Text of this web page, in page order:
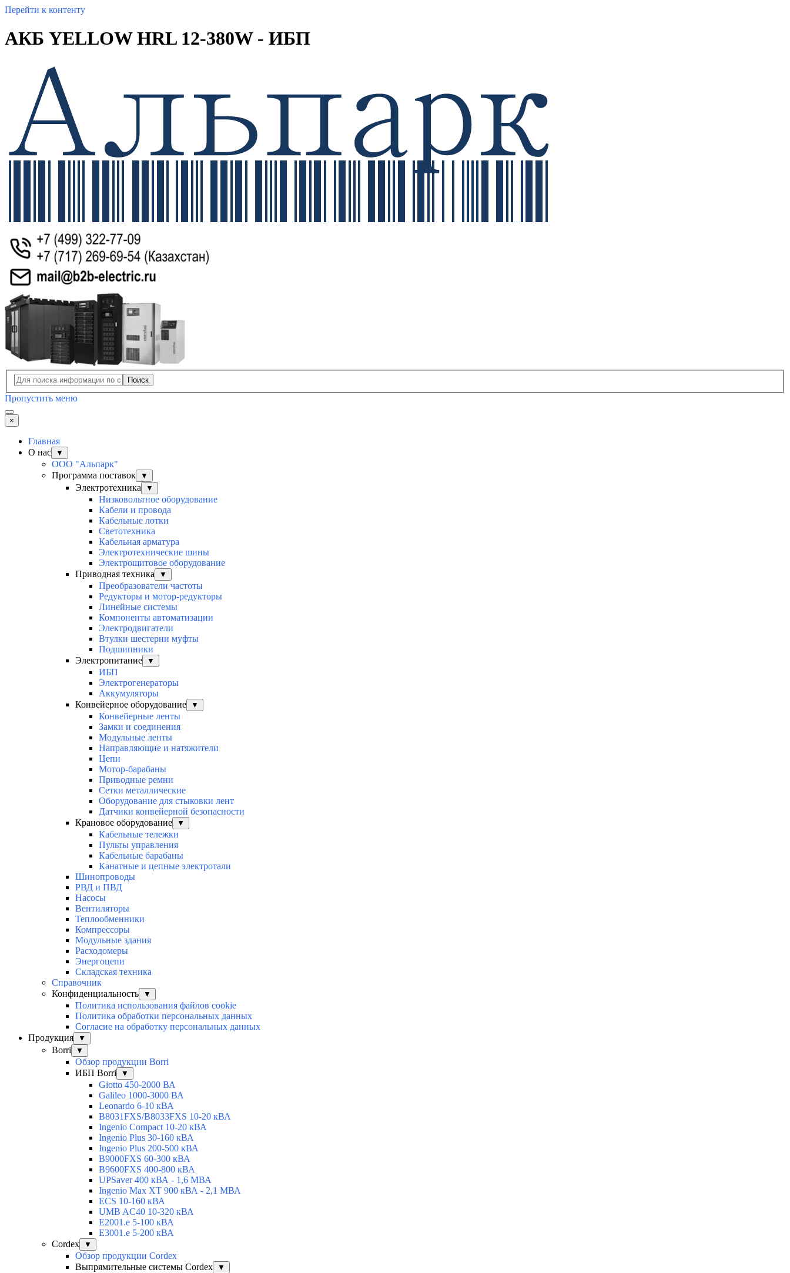
Перейти к контенту
АКБ YELLOW HRL 12-380W - ИБП
Поиск
Пропустить меню
×
Главная
О нас
▼
ООО "Альпарк"
Программа поставок
▼
Электротехника ▼
Низковольтное оборудование
Кабели и провода
Кабельные лотки
Светотехника
Кабельная арматура
Электротехнические шины
Электрощитовое оборудование
Приводная техника
▼
Преобразователи частоты
Редукторы и мотор-редукторы
Линейные системы
Компоненты автоматизации
Электродвигатели
Втулки шестерни муфты
Подшипники
Электропитание
▼
ИБП
Электрогенераторы
Аккумуляторы
Конвейерное оборудование
▼
Конвейерные ленты
Замки и соединения
Модульные ленты
Направляющие и натяжители
Цепи
Мотор-барабаны
Приводные ремни
Сетки металлические
Оборудование для стыковки лент
Датчики конвейерной безопасности
Крановое оборудование
▼
Кабельные тележки
Пульты управления
Кабельные барабаны
Канатные и цепные электротали
Шинопроводы
РВД и ПВД
Насосы
Вентиляторы
Теплообменники
Компрессоры
Модульные здания
Расходомеры
Энергоцепи
Складская техника
Справочник
Конфиденциальность
▼
Политика использования файлов cookie
Политика обработки персональных данных
Согласие на обработку персональных данных
Продукция
▼
Borri ▼
Обзор продукции Borri
ИБП Borri
▼
Giotto 450-2000 ВА
Galileo 1000-3000 ВА
Leonardo 6-10 кВА
B8031FXS/B8033FXS 10-20 кВА
Ingenio Compact 10-20 кВА
Ingenio Plus 30-160 кВА
Ingenio Plus 200-500 кВА
B9000FXS 60-300 кВА
B9600FXS 400-800 кВА
UPSaver 400 кВА - 1,6 МВА
Ingenio Max XT 900 кВА - 2,1 МВА
ECS 10-160 кВА
UMB AC40 10-320 кВА
E2001.e 5-100 кВА
E3001.e 5-200 кВА
Cordex
▼
Обзор продукции Cordex
Выпрямительные системы Cordex
▼